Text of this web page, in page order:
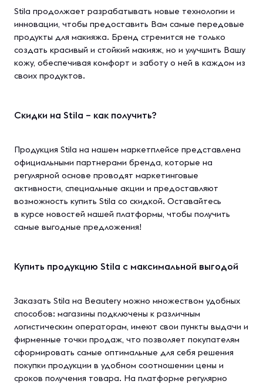
Stila продолжает разрабатывать новые технологии и
инновации, чтобы предоставить Вам самые передовые
продукты для макияжа. Бренд стремится не только
создать красивый и стойкий макияж, но и улучшить Вашу
кожу, обеспечивая комфорт и заботу о ней в каждом из
своих продуктов.
Скидки на Stila – как получить?
Продукция Stila на нашем маркетплейсе представлена
официальными партнерами бренда, которые на
регулярной основе проводят маркетинговые
активности, специальные акции и предоставляют
возможность купить Stila со скидкой. Оставайтесь
в курсе новостей нашей платформы, чтобы получить
самые выгодные предложения!
Купить продукцию Stila с максимальной выгодой
Заказать Stila на Beautery можно множеством удобных
способов: магазины подключены к различным
логистическим операторам, имеют свои пункты выдачи и
фирменные точки продаж, что позволяет покупателям
сформировать самые оптимальные для себя решения
покупки продукции в удобном соотношении цены и
сроков получения товара. На платформе регулярно